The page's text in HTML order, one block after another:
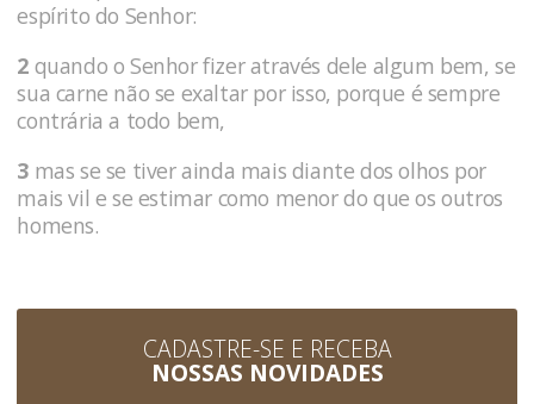
espírito do Senhor:
2 quando o Senhor fizer através dele algum bem, se
sua carne não se exaltar por isso, porque é sempre
contrária a todo bem,
3 mas se se tiver ainda mais diante dos olhos por
mais vil e se estimar como menor do que os outros
homens.
CADASTRE-SE E RECEBA
NOSSAS NOVIDADES